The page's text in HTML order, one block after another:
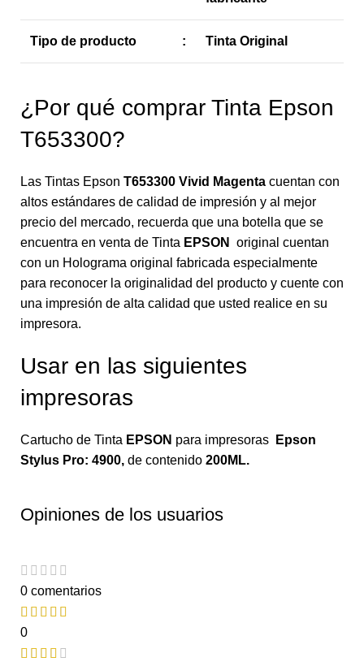
Tipo de producto : Tinta Original
¿Por qué comprar Tinta Epson
T653300?
Las Tintas Epson T653300 Vivid Magenta cuentan con
altos estándares de calidad de impresión y al mejor
precio del mercado, recuerda que una botella que se
encuentra en venta de Tinta EPSON
original cuentan
con un Holograma original fabricada especialmente
para reconocer la originalidad del producto y cuente con
una impresión de alta calidad que usted realice en su
impresora.
Usar en las siguientes
impresoras
Cartucho de Tinta EPSON para impresoras
Epson
Stylus Pro: 4900, de contenido 200ML.
Opiniones de los usuarios
0 comentarios
0